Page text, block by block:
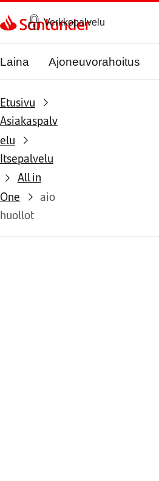
Siirry sivulle
Verkkopalvelu
Laina Ajoneuvorahoitus
Etusivu
Asiakaspalv
elu
Itsepalvelu
All in
One
aio
huollot